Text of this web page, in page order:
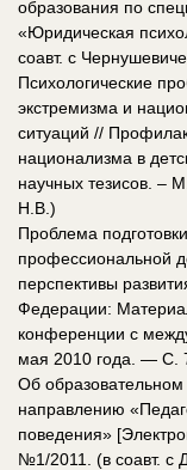
образования по
«Юридическая
соавт. с
Психологические
экстремизма и
ситуаций //
национализма в
научных тезисов. –
Н.В.)
Проблема
профессиональной
перспективы
Федерации:
конференции с
мая 2010 года. — С.
Об образовательном
направлению
поведения»
№1/2011. (в соавт. с